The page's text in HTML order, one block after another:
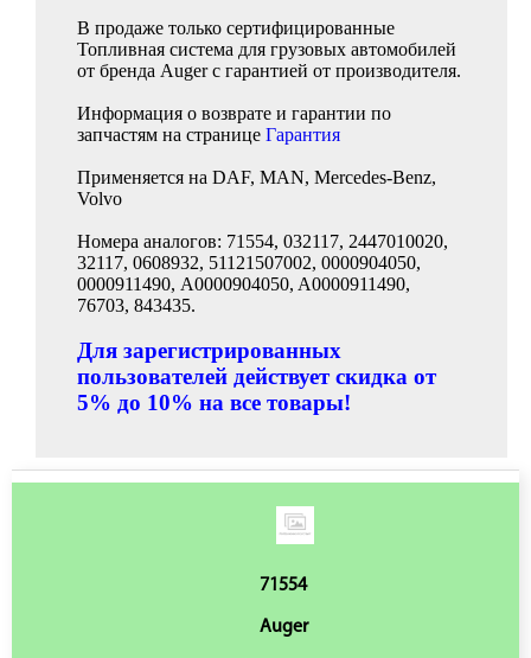
В продаже только сертифицированные
Топливная система для грузовых автомобилей
от бренда Auger с гарантией от производителя.
Информация о возврате и гарантии по
запчастям на странице Гарантия
Применяется на DAF, MAN, Mercedes-Benz,
Volvo
Номера аналогов: 71554, 032117, 2447010020,
32117, 0608932, 51121507002, 0000904050,
0000911490, A0000904050, A0000911490,
76703, 843435.
Для зарегистрированных
пользователей действует скидка от
5% до 10% на все товары!
71554
Auger